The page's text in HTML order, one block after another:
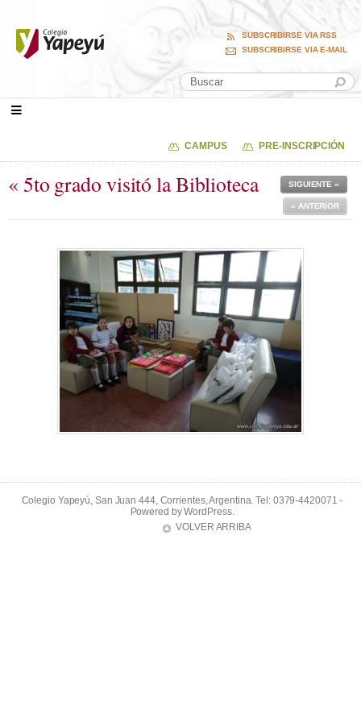
SUBSCRIBIRSE VIA RSS
SUBSCRIBIRSE VIA E-MAIL
CAMPUS PRE-INSCRIPCIÓN
« 5to grado visitó la Biblioteca SIGUIENTE »
« ANTERIOR
Colegio Yapeyú, San Juan 444, Corrientes, Argentina. Tel: 0379-4420071 -
Powered byWordPress.
VOLVER ARRIBA